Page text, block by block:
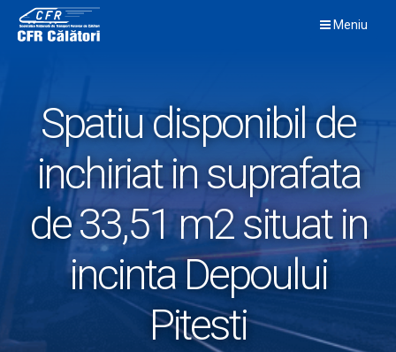
content
Meniu
Spatiu disponibil de
inchiriat in suprafata
de 33,51 m2 situat in
incinta Depoului
Pitesti